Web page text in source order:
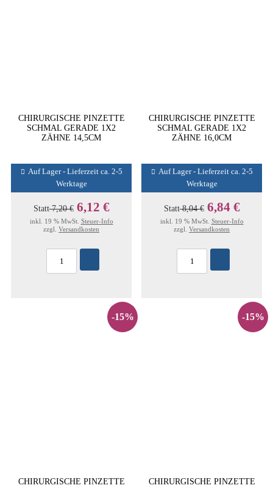
CHIRURGISCHE PINZETTE
SCHMAL GERADE 1X2
ZÄHNE 14,5CM
Auf Lager - Lieferzeit ca. 2-5
Werktage
Statt7,20 € 6,12 €
inkl. 19 % MwSt. Steuer-Info
zzgl. Versandkosten
CHIRURGISCHE PINZETTE
SCHMAL GERADE 1X2
ZÄHNE 16,0CM
Auf Lager - Lieferzeit ca. 2-5
Werktage
Statt8,04 € 6,84 €
inkl. 19 % MwSt. Steuer-Info
zzgl. Versandkosten
-15%
CHIRURGISCHE PINZETTE
-15%
CHIRURGISCHE PINZETTE